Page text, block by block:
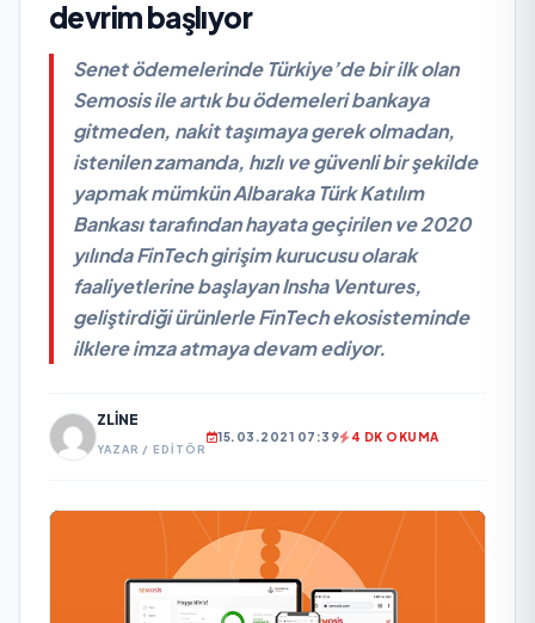
devrim başlıyor
Senet ödemelerinde Türkiye’de bir ilk olan
Semosis ile artık bu ödemeleri bankaya
gitmeden, nakit taşımaya gerek olmadan,
istenilen zamanda, hızlı ve güvenli bir şekilde
yapmak mümkün Albaraka Türk Katılım
Bankası tarafından hayata geçirilen ve 2020
yılında FinTech girişim kurucusu olarak
faaliyetlerine başlayan Insha Ventures,
geliştirdiği ürünlerle FinTech ekosisteminde
ilklere imza atmaya devam ediyor.
ZLINE
YAZAR / EDITÖR
15.03.2021 07:39 4 DK OKUMA